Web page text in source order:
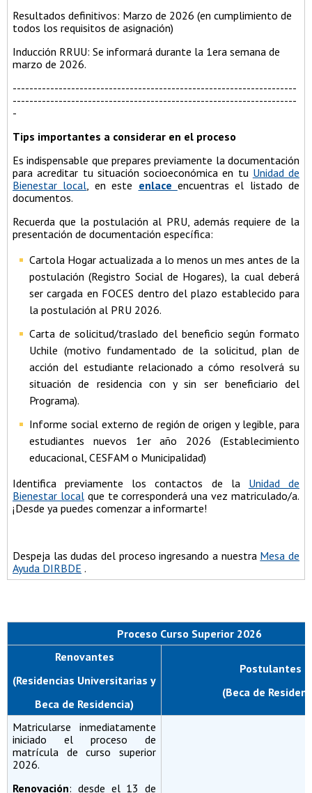
Resultados definitivos: Marzo de 2026 (en cumplimiento de
todos los requisitos de asignación)
Inducción RRUU: Se informará durante la 1era semana de
marzo de 2026.
--------------------------------------------------------------------
--------------------------------------------------------------------
-
Tips importantes a considerar en el proceso
Es indispensable que prepares previamente la documentación
para acreditar tu situación socioeconómica en tu Unidad de
Bienestar local, en este enlace encuentras el listado de
documentos.
Recuerda que la postulación al PRU, además requiere de la
presentación de documentación específica:
Cartola Hogar actualizada a lo menos un mes antes de la
postulación (Registro Social de Hogares), la cual deberá
ser cargada en FOCES dentro del plazo establecido para
la postulación al PRU 2026.
Carta de solicitud/traslado del beneficio según formato
Uchile (motivo fundamentado de la solicitud, plan de
acción del estudiante relacionado a cómo resolverá su
situación de residencia con y sin ser beneficiario del
Programa).
Informe social externo de región de origen y legible, para
estudiantes nuevos 1er año 2026 (Establecimiento
educacional, CESFAM o Municipalidad)
Identifica previamente los contactos de la Unidad de
Bienestar localque te corresponderá una vez matriculado/a.
¡Desde ya puedes comenzar a informarte!
Despeja las dudas del proceso ingresando a nuestra Mesa de
Ayuda DIRBDE .
Proceso Curso Superior 2026
Renovantes
(Residencias Universitarias y
Beca de Residencia)
Postulantes
(Beca de
Matricularse inmediatamente
iniciado el proceso de
matrícula de curso superior
2026.
Renovación: desde el 13 de